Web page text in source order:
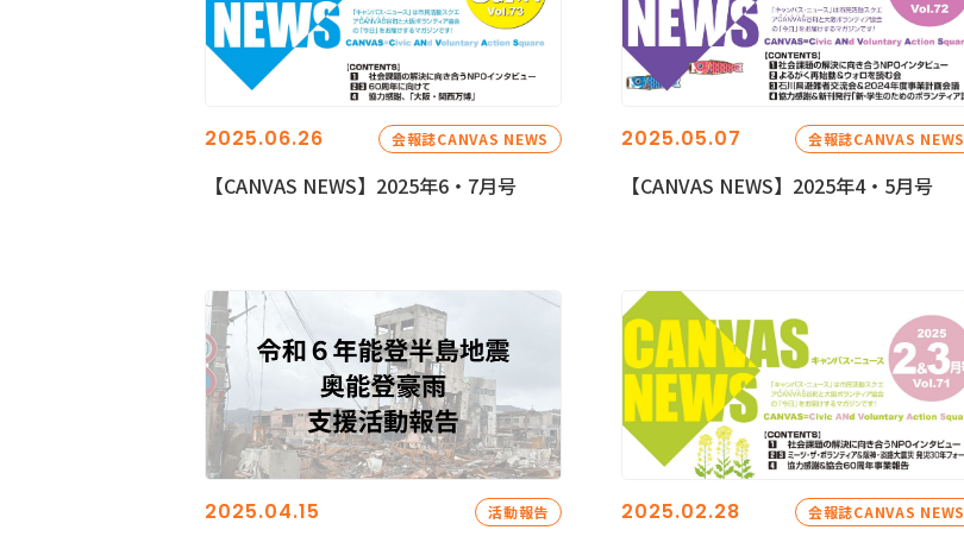
2025.06.26 会報誌CANVAS NEWS
【CANVAS NEWS】2025年6・7月号
2025.05.07 会報誌CANVAS NEWS
【CANVAS NEWS】2025年4・5月号
2025.04.15 活動報告 2025.02.28 会報誌CANVAS NEWS